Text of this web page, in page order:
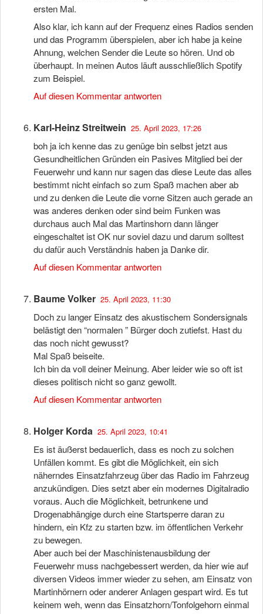
ersten Mal.
Also klar, ich kann auf der Frequenz eines Radios senden
und das Programm überspielen, aber ich habe ja keine
Ahnung, welchen Sender die Leute so hören. Und ob
überhaupt. In meinen Autos läuft ausschließlich Spotify
zum Beispiel.
Auf diesen Kommentar antworten
Karl-Heinz Streitwein 25. April 2023, 17:26
boh ja ich kenne das zu genüge bin selbst jetzt aus
Gesundheitlichen Gründen ein Pasives Mitglied bei der
Feuerwehr und kann nur sagen das diese Leute das alles
bestimmt nicht einfach so zum Spaß machen aber ab
und zu denken die Leute die vorne Sitzen auch gerade an
was anderes denken oder sind beim Funken was
durchaus auch Mal das Martinshorn dann länger
eingeschaltet ist OK nur soviel dazu und darum solltest
du dafür auch Verständnis haben ja Danke dir.
Auf diesen Kommentar antworten
Baume Volker 25. April 2023, 11:30
Doch zu langer Einsatz des akustischem Sondersignals
belästigt den “normalen ” Bürger doch zutiefst. Hast du
das noch nicht gewusst?
Mal Spaß beiseite.
Ich bin da voll deiner Meinung. Aber leider wie so oft ist
dieses politisch nicht so ganz gewollt.
Auf diesen Kommentar antworten
Holger Korda 25. April 2023, 10:41
Es ist äußerst bedauerlich, dass es noch zu solchen
Unfällen kommt. Es gibt die Möglichkeit, ein sich
näherndes Einsatzfahrzeug über das Radio im Fahrzeug
anzukündigen. Dies setzt aber ein modernes Digitalradio
voraus. Auch die Möglichkeit, betrunkene und
Drogenabhängige durch eine Startsperre daran zu
hindern, ein Kfz zu starten bzw. im öffentlichen Verkehr
zu bewegen.
Aber auch bei der Maschinistenausbildung der
Feuerwehr muss nachgebessert werden, da hier wie auf
diversen Videos immer wieder zu sehen, am Einsatz von
Martinhörnern oder anderer Anlagen gespart wird. Es tut
keinem weh, wenn das Einsatzhorn/Tonfolgehorn einmal